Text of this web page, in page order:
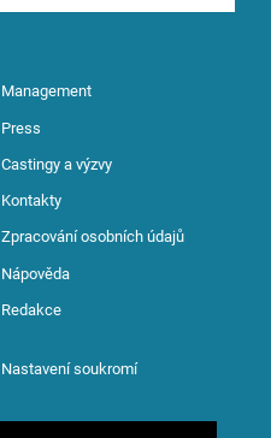
Management
Press
Castingy a výzvy
Kontakty
Zpracování osobních údajů
Nápověda
Redakce
Nastavení soukromí